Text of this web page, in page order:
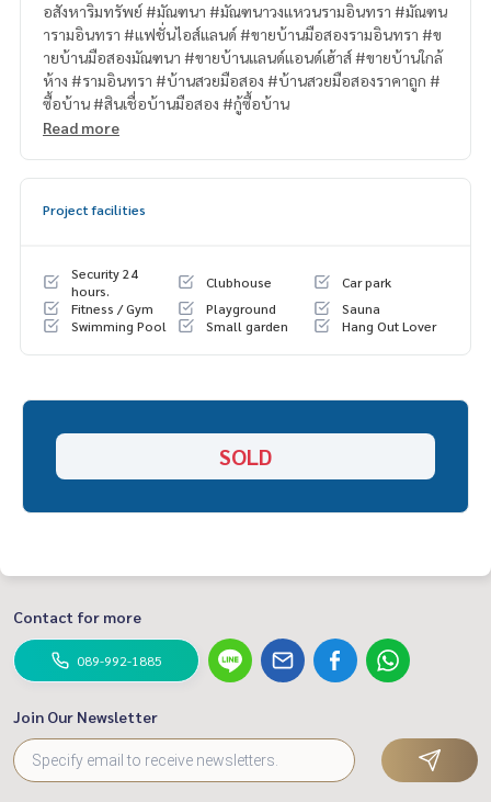
อสังหาริมทรัพย์ #มัณฑนา #มัณฑนาวงแหวนรามอินทรา #มัณฑน
ารามอินทรา #แฟชั่นไอส์แลนด์ #ขายบ้านมือสองรามอินทรา #ข
ายบ้านมือสองมัณฑนา #ขายบ้านแลนด์แอนด์เฮ้าส์ #ขายบ้านใกล้
ห้าง #รามอินทรา #บ้านสวยมือสอง #บ้านสวยมือสองราคาถูก #
ซื้อบ้าน #สินเชื่อบ้านมือสอง #กู้ซื้อบ้าน
Read more
Project facilities
Security 24
hours.
Clubhouse
Car park
Fitness / Gym
Playground
Sauna
Swimming Pool
Small garden Hang Out Lover
SOLD
Contact for more
089-992-1885
Join Our Newsletter